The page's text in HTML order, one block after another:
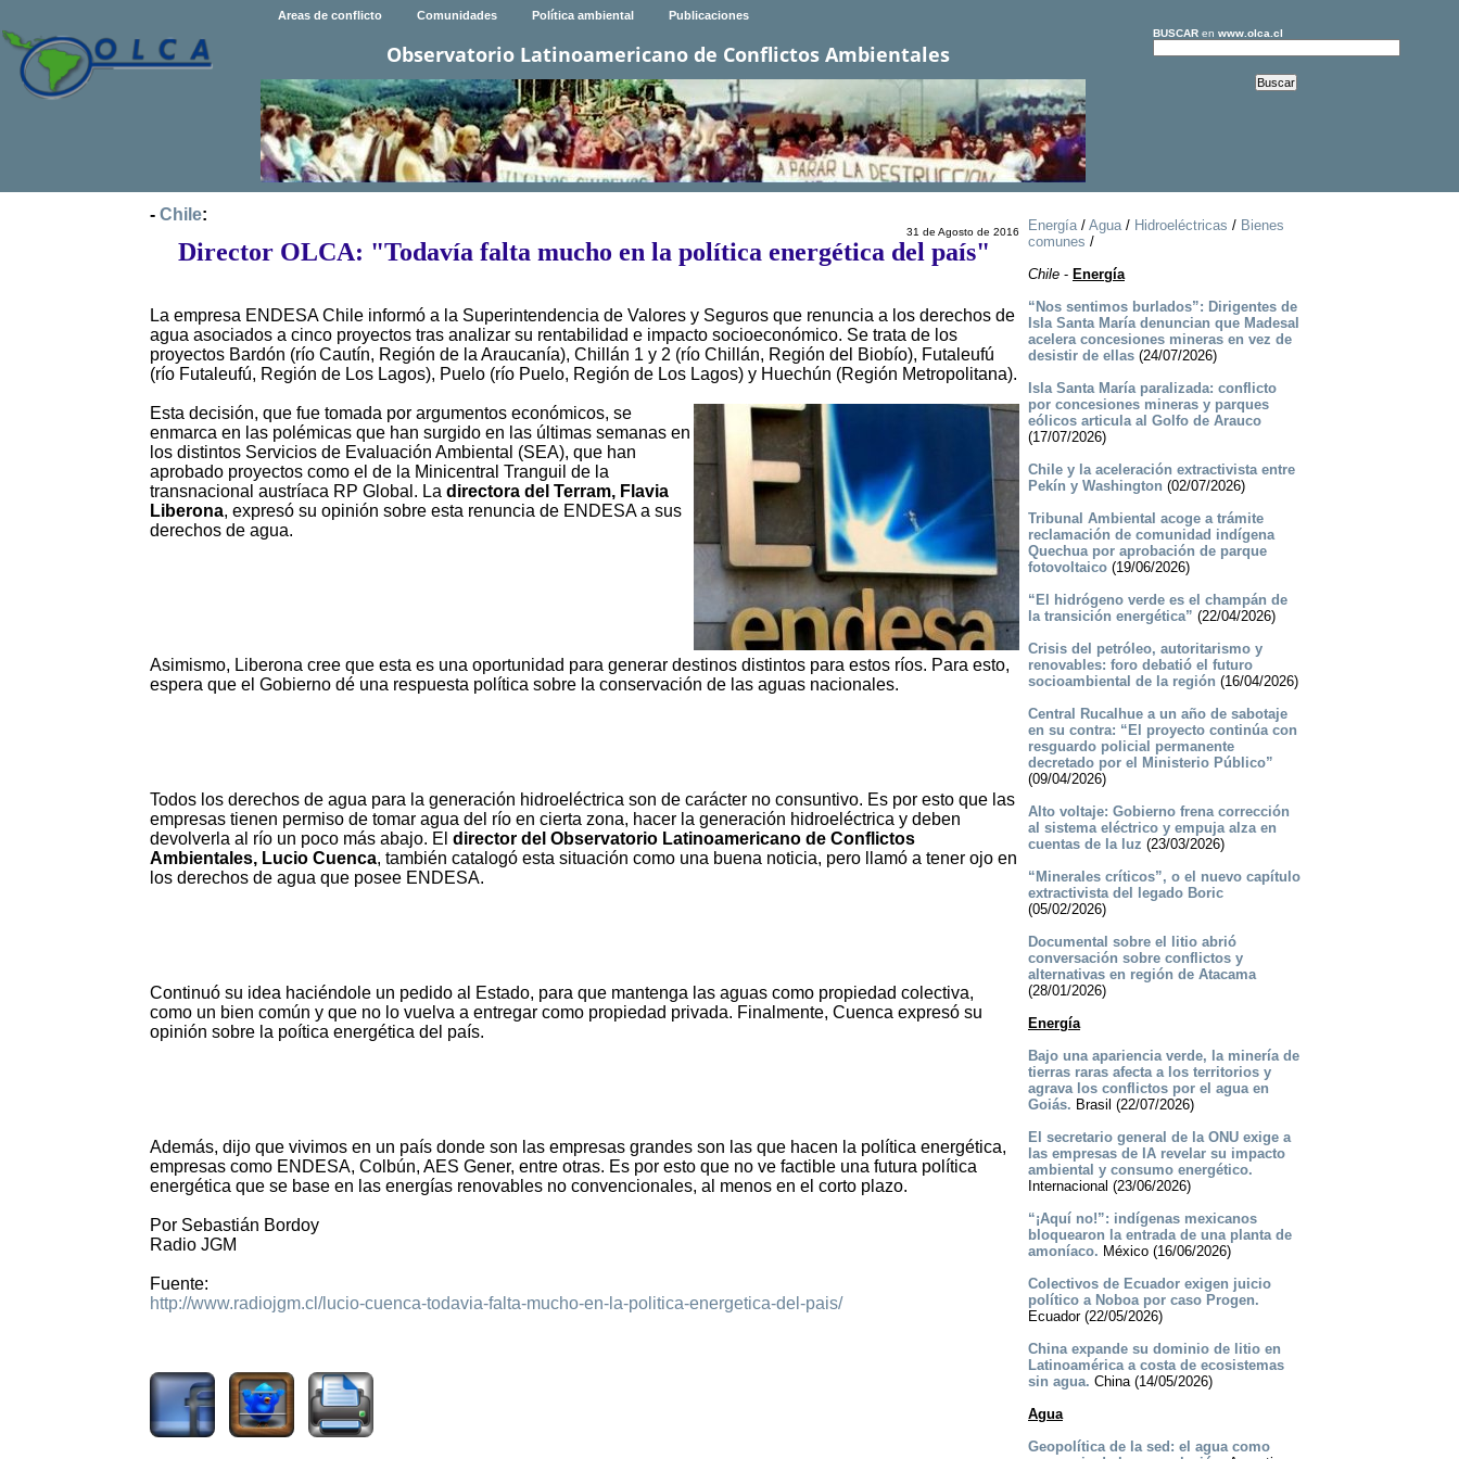
Areas de conflicto Comunidades Política ambiental Publicaciones
Observatorio Latinoamericano de Conflictos Ambientales
BUSCARen www.olca.cl
- Chile:
31 de Agosto de 2016
Director OLCA: "Todavía falta mucho en la política energética del país"
La empresa ENDESA Chile informó a la Superintendencia de Valores y Seguros que renuncia a los derechos de
agua asociados a cinco proyectos tras analizar su rentabilidad e impacto socioeconómico. Se trata de los
proyectos Bardón (río Cautín, Región de la Araucanía), Chillán 1 y 2 (río Chillán, Región del Biobío), Futaleufú
(río Futaleufú, Región de Los Lagos), Puelo (río Puelo, Región de Los Lagos) y Huechún (Región Metropolitana).
Esta decisión, que fue tomada por argumentos económicos, se
enmarca en las polémicas que han surgido en las últimas semanas en
los distintos Servicios de Evaluación Ambiental (SEA), que han
aprobado proyectos como el de la Minicentral Tranguil de la
transnacional austríaca RP Global. La directora del Terram, Flavia
Liberona, expresó su opinión sobre esta renuncia de ENDESA a sus
derechos de agua.
Asimismo, Liberona cree que esta es una oportunidad para generar destinos distintos para estos ríos. Para esto,
espera que el Gobierno dé una respuesta política sobre la conservación de las aguas nacionales.
Todos los derechos de agua para la generación hidroeléctrica son de carácter no consuntivo. Es por esto que las
empresas tienen permiso de tomar agua del río en cierta zona, hacer la generación hidroeléctrica y deben
devolverla al río un poco más abajo. El director del Observatorio Latinoamericano de Conflictos
Ambientales, Lucio Cuenca, también catalogó esta situación como una buena noticia, pero llamó a tener ojo en
los derechos de agua que posee ENDESA.
Continuó su idea haciéndole un pedido al Estado, para que mantenga las aguas como propiedad colectiva,
como un bien común y que no lo vuelva a entregar como propiedad privada. Finalmente, Cuenca expresó su
opinión sobre la poítica energética del país.
Además, dijo que vivimos en un país donde son las empresas grandes son las que hacen la política energética,
empresas como ENDESA, Colbún, AES Gener, entre otras. Es por esto que no ve factible una futura política
energética que se base en las energías renovables no convencionales, al menos en el corto plazo.
Por Sebastián Bordoy
Radio JGM
Fuente:
http://www.radiojgm.cl/lucio-cuenca-todavia-falta-mucho-en-la-politica-energetica-del-pais/
Energía/ Agua/ Hidroeléctricas / Bienes
comunes /
Chile- Energía
“Nos sentimos burlados”: Dirigentes de
Isla Santa María denuncian que Madesal
acelera concesiones mineras en vez de
desistir de ellas(24/07/2026)
Isla Santa María paralizada: conflicto
por concesiones mineras y parques
eólicos articula al Golfo de Arauco
(17/07/2026)
Chile y la aceleración extractivista entre
Pekín y Washington (02/07/2026)
Tribunal Ambiental acoge a trámite
reclamación de comunidad indígena
Quechua por aprobación de parque
fotovoltaico(19/06/2026)
“El hidrógeno verde es el champán de
la transición energética” (22/04/2026)
Crisis del petróleo, autoritarismo y
renovables: foro debatió el futuro
socioambiental de la región (16/04/2026)
Central Rucalhue a un año de sabotaje
en su contra: “El proyecto continúa con
resguardo policial permanente
decretado por el Ministerio Público”
(09/04/2026)
Alto voltaje: Gobierno frena corrección
al sistema eléctrico y empuja alza en
cuentas de la luz (23/03/2026)
“Minerales críticos”, o el nuevo capítulo
extractivista del legado Boric
(05/02/2026)
Documental sobre el litio abrió
conversación sobre conflictos y
alternativas en región de Atacama
(28/01/2026)
Energía
Bajo una apariencia verde, la minería de
tierras raras afecta a los territorios y
agrava los conflictos por el agua en
Goiás. Brasil (22/07/2026)
El secretario general de la ONU exige a
las empresas de IA revelar su impacto
ambiental y consumo energético.
Internacional (23/06/2026)
“¡Aquí no!”: indígenas mexicanos
bloquearon la entrada de una planta de
amoníaco. México (16/06/2026)
Colectivos de Ecuador exigen juicio
político a Noboa por caso Progen.
Ecuador (22/05/2026)
China expande su dominio de litio en
Latinoamérica a costa de ecosistemas
sin agua. China (14/05/2026)
Agua
Geopolítica de la sed: el agua como